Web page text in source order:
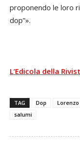
proponendo le loro
dop”».
L’Edicola della
TAG Dop
salumi